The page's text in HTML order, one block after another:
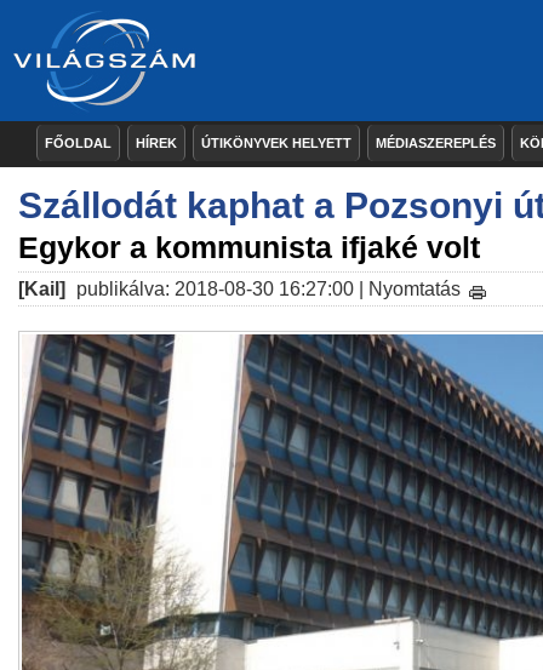
FŐOLDAL HÍREK ÚTIKÖNYVEK HELYETT MÉDIASZEREPLÉS
Szállodát kaphat a Pozsonyi
Egykor a kommunista ifjaké volt
[Kail] publikálva: 2018-08-30 16:27:00 | Nyomtatás